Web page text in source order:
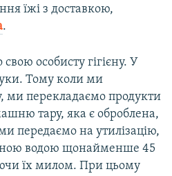
їжі з доставкою,
.
особисту гігієну. У
Тому коли ми
ми перекладаємо продукти
тару, яка є оброблена,
передаємо на утилізацію,
водою щонайменше 45
їх милом. При цьому